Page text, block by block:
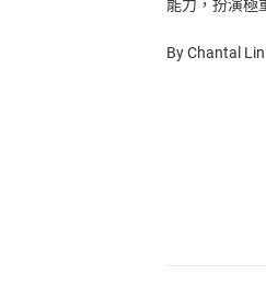
能力，扮演極
By Chantal Lin